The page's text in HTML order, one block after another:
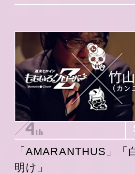
「AMARANTHUS」「
明け」